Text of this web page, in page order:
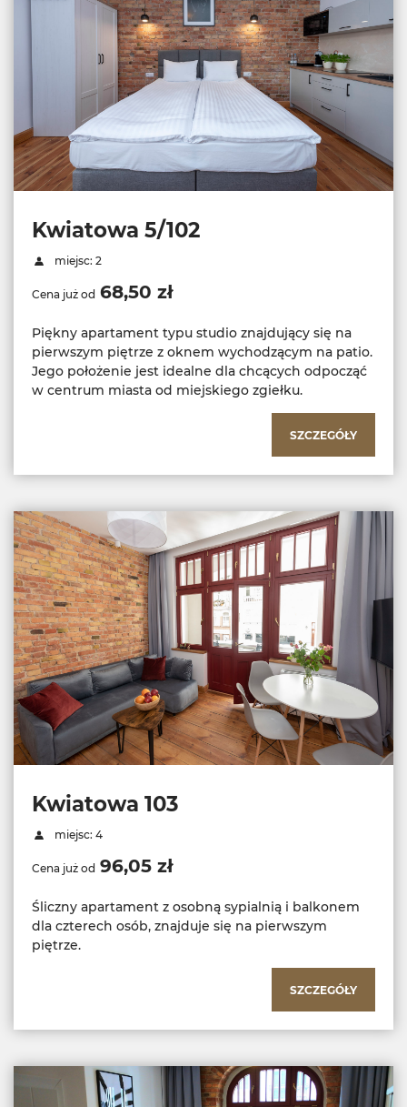
Kwiatowa 5/102
miejsc: 2
Cena już od 68,50 zł
Piękny apartament typu studio znajdujący się na
pierwszym piętrze z oknem wychodzącym na patio.
Jego położenie jest idealne dla chcących odpocząć
w centrum miasta od miejskiego zgiełku.
SZCZEGÓŁY
Kwiatowa 103
miejsc: 4
Cena już od 96,05 zł
Śliczny apartament z osobną sypialnią i balkonem
dla czterech osób, znajduje się na pierwszym
piętrze.
SZCZEGÓŁY